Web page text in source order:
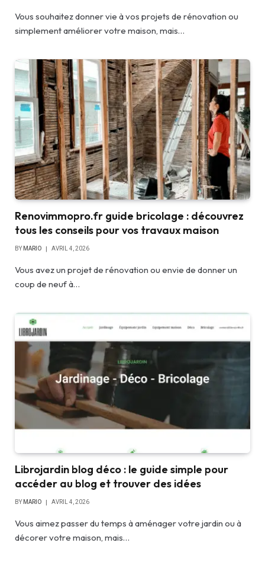
Vous souhaitez donner vie à vos projets de rénovation ou
simplement améliorer votre maison, mais…
Renovimmopro.fr guide bricolage : découvrez
tous les conseils pour vos travaux maison
BY MARIO AVRIL 4, 2026
Vous avez un projet de rénovation ou envie de donner un
coup de neuf à…
Librojardin blog déco : le guide simple pour
accéder au blog et trouver des idées
BY MARIO AVRIL 4, 2026
Vous aimez passer du temps à aménager votre jardin ou à
décorer votre maison, mais…